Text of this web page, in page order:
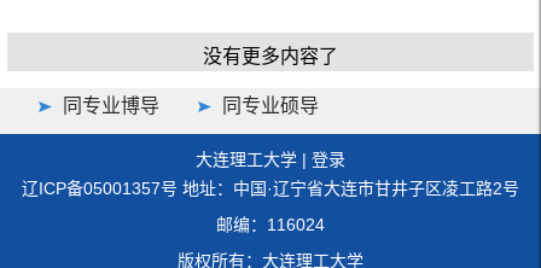
没有更多内容了
同专业博导 同专业硕导
大连理工大学 | 登录
辽ICP备05001357号 地址：中国·辽宁省大连市甘井子区凌工路2号
邮编：116024
版权所有：大连理工大学